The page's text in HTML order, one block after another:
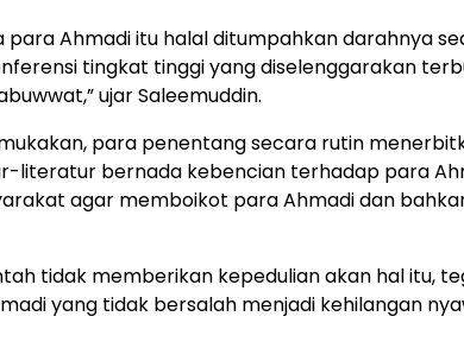
Ahmadi itu halal ditumpahkan darahnya
tingkat tinggi yang diselenggarakan
ujar Saleemuddin.
para penentang secara rutin
literatur bernada kebencian terhadap para
agar memboikot para Ahmadi dan
tidak memberikan kepedulian akan hal itu,
yang tidak bersalah menjadi kehilangan